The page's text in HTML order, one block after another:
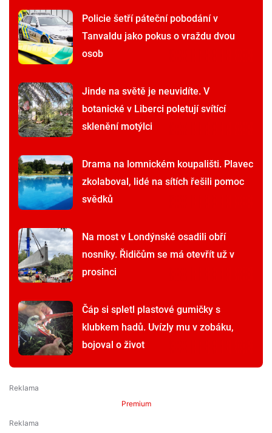
Policie šetří páteční pobodání v
Tanvaldu jako pokus o vraždu dvou
osob
Jinde na světě je neuvidíte. V
botanické v Liberci poletují svítící
sklenění motýlci
Drama na lomnickém koupališti. Plavec
zkolaboval, lidé na sítích řešili pomoc
svědků
Na most v Londýnské osadili obří
nosníky. Řidičům se má otevřít už v
prosinci
Čáp si spletl plastové gumičky s
klubkem hadů. Uvízly mu v zobáku,
bojoval o život
Premium